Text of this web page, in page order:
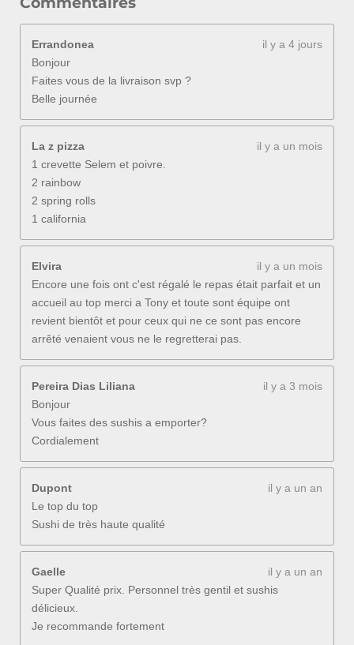
Errandonea
il y a 4 jours
Bonjour
Faites vous de la livraison svp ?
Belle journée
La z pizza
il y a un mois
1 crevette Selem et poivre.
2 rainbow
2 spring rolls
1 california
Elvira
il y a un mois
Encore une fois ont c'est régalé le repas était parfait et un
accueil au top merci a Tony et toute sont équipe ont
revient bientôt et pour ceux qui ne ce sont pas encore
arrêté venaient vous ne le regretterai pas.
Pereira Dias Liliana
il y a 3 mois
Bonjour
Vous faites des sushis a emporter?
Cordialement
Dupont
il y a un an
Le top du top
Sushi de très haute qualité
Gaelle
il y a un an
Super Qualité prix. Personnel très gentil et sushis
délicieux.
Je recommande fortement